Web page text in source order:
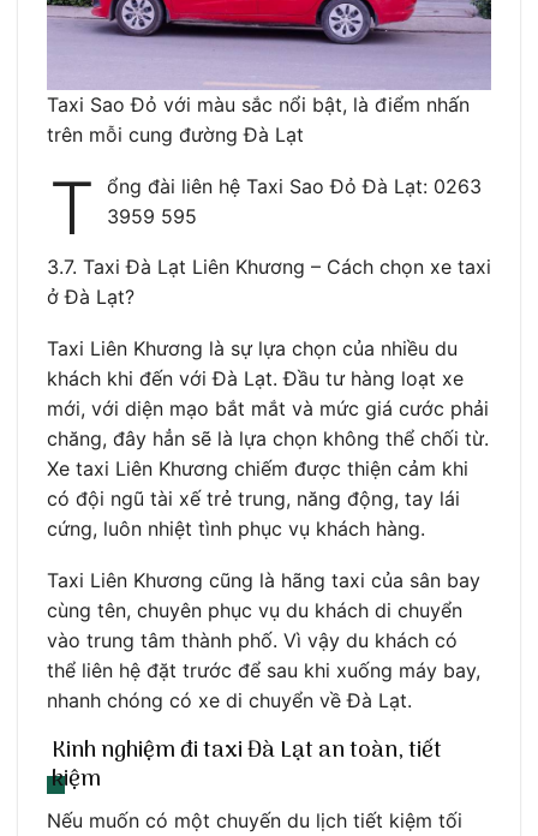
Taxi Sao Đỏ với màu sắc nổi bật, là điểm nhấn
trên mỗi cung đường Đà Lạt
T
ổng đài liên hệ Taxi Sao Đỏ Đà Lạt: 0263
3959 595
3.7. Taxi Đà Lạt Liên Khương – Cách chọn xe taxi
ở Đà Lạt?
Taxi Liên Khương là sự lựa chọn của nhiều du
khách khi đến với Đà Lạt. Đầu tư hàng loạt xe
mới, với diện mạo bắt mắt và mức giá cước phải
chăng, đây hẳn sẽ là lựa chọn không thể chối từ.
Xe taxi Liên Khương chiếm được thiện cảm khi
có đội ngũ tài xế trẻ trung, năng động, tay lái
cứng, luôn nhiệt tình phục vụ khách hàng.
Taxi Liên Khương cũng là hãng taxi của sân bay
cùng tên, chuyên phục vụ du khách di chuyển
vào trung tâm thành phố. Vì vậy du khách có
thể liên hệ đặt trước để sau khi xuống máy bay,
nhanh chóng có xe di chuyển về Đà Lạt.
Kinh nghiệm đi taxi Đà Lạt an toàn, tiết
kiệm
Nếu muốn có một chuyến du lịch tiết kiệm tối